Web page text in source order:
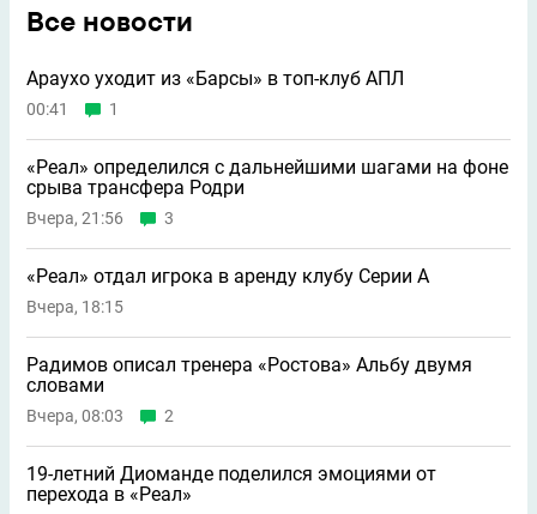
Все новости
Араухо уходит из «Барсы» в топ-клуб АПЛ
00:41 1
«Реал» определился с дальнейшими шагами на фоне
срыва трансфера Родри
Вчера, 21:56 3
«Реал» отдал игрока в аренду клубу Серии А
Вчера, 18:15
Радимов описал тренера «Ростова» Альбу двумя
словами
Вчера, 08:03 2
19-летний Диоманде поделился эмоциями от
перехода в «Реал»